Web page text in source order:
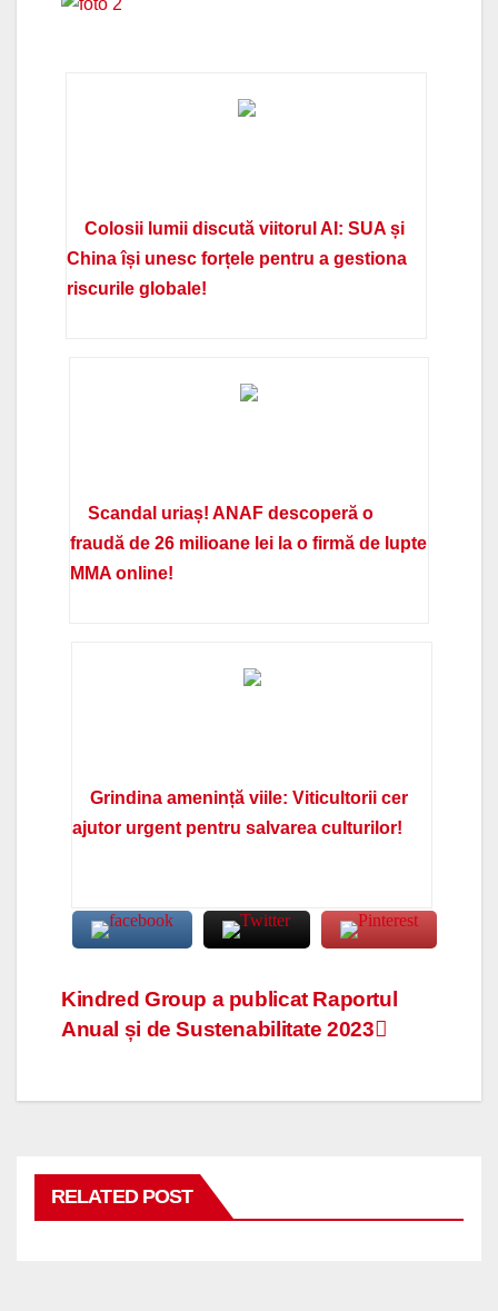
Colosii lumii discută viitorul AI: SUA și
China își unesc forțele pentru a gestiona
riscurile globale!
Scandal uriaș! ANAF descoperă o
fraudă de 26 milioane lei la o firmă de lupte
MMA online!
Grindina amenință viile: Viticultorii cer
ajutor urgent pentru salvarea culturilor!
Navigare
articole
Kindred Group a publicat Raportul
Anual și de Sustenabilitate 2023
RELATED POST